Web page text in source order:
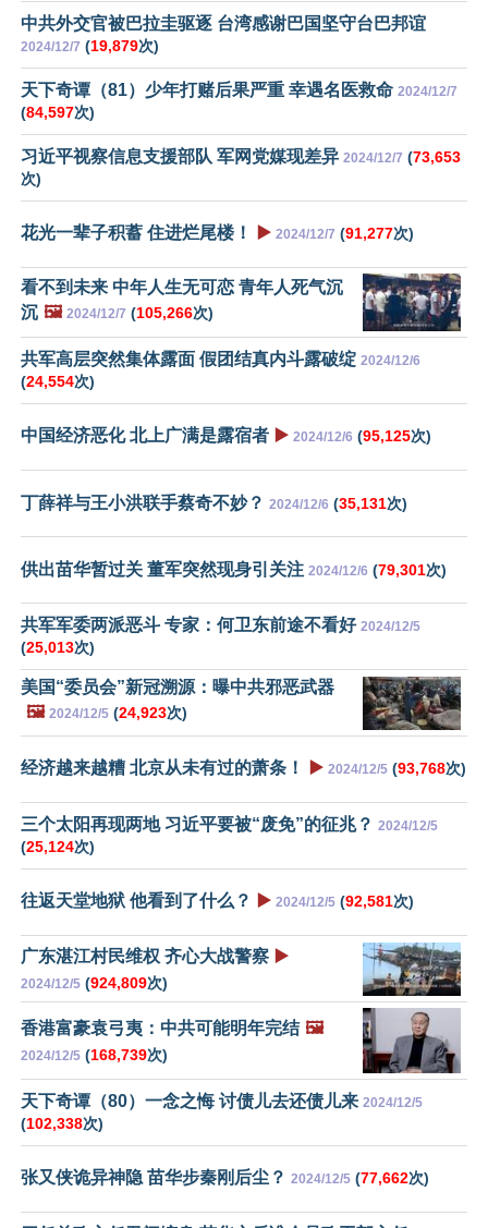
中共外交官被巴拉圭驱逐 台湾感谢巴国坚守台巴邦谊
2024/12/7 (19,879次)
天下奇谭（81）少年打赌后果严重 幸遇名医救命 2024/12/7
(84,597次)
习近平视察信息支援部队 军网党媒现差异 2024/12/7 (73,653
次)
花光一辈子积蓄 住进烂尾楼！ ▶️ 2024/12/7 (91,277次)
看不到未来 中年人生无可恋 青年人死气沉
沉 🖼️ 2024/12/7 (105,266次)
共军高层突然集体露面 假团结真内斗露破绽 2024/12/6
(24,554次)
中国经济恶化 北上广满是露宿者 ▶️ 2024/12/6 (95,125次)
丁薛祥与王小洪联手蔡奇不妙？ 2024/12/6 (35,131次)
供出苗华暂过关 董军突然现身引关注 2024/12/6 (79,301次)
共军军委两派恶斗 专家：何卫东前途不看好 2024/12/5
(25,013次)
美国“委员会”新冠溯源：曝中共邪恶武器
🖼️ 2024/12/5 (24,923次)
经济越来越糟 北京从未有过的萧条！ ▶️ 2024/12/5 (93,768次)
三个太阳再现两地 习近平要被“废免”的征兆？ 2024/12/5
(25,124次)
往返天堂地狱 他看到了什么？ ▶️ 2024/12/5 (92,581次)
广东湛江村民维权 齐心大战警察 ▶️
2024/12/5 (924,809次)
香港富豪袁弓夷：中共可能明年完结 🖼️
2024/12/5 (168,739次)
天下奇谭（80）一念之悔 讨债儿去还债儿来 2024/12/5
(102,338次)
张又侠诡异神隐 苗华步秦刚后尘？ 2024/12/5 (77,662次)